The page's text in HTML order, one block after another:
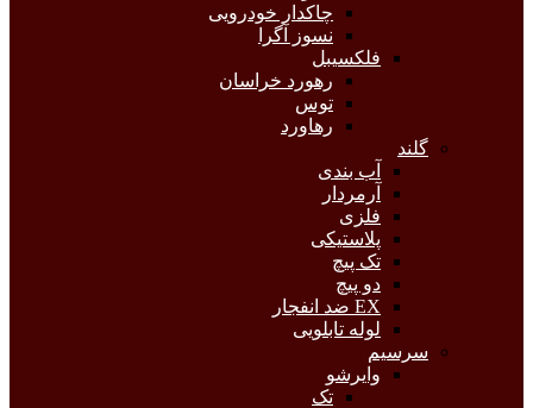
چاکدار خودرویی
نسوز آگرا
فلکسیبل
رهورد خراسان
توس
رهاورد
گلند
آب بندی
آرمردار
فلزی
پلاستیکی
تک پیچ
دو پیچ
EX ضد انفجار
لوله تابلویی
سرسیم
وایرشو
تک